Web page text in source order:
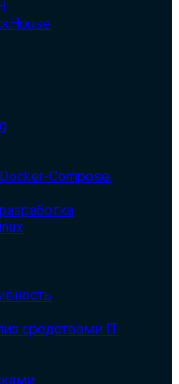
Compose.
средствами IT